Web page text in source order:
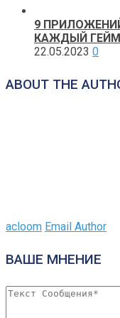
9
КАЖДЫЙ
22.05.2023 0
ABOUT THE
acloom Email Author
ВАШЕ МНЕНИЕ